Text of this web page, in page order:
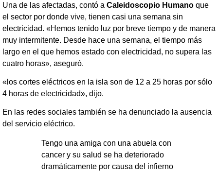
Una de las afectadas, contó a Caleidoscopio Humano que
el sector por donde vive, tienen casi una semana sin
electricidad. «Hemos tenido luz por breve tiempo y de manera
muy intermitente. Desde hace una semana, el tiempo más
largo en el que hemos estado con electricidad, no supera las
cuatro horas», aseguró.
«los cortes eléctricos en la isla son de 12 a 25 horas por sólo
4 horas de electricidad», dijo.
En las redes sociales también se ha denunciado la ausencia
del servicio eléctrico.
Tengo una amiga con una abuela con
cancer y su salud se ha deteriorado
dramáticamente por causa del infierno